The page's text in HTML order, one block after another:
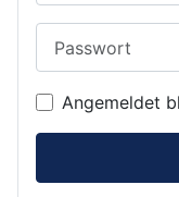
Angemeldet